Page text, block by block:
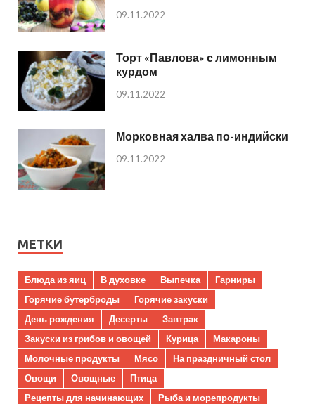
09.11.2022
Торт «Павлова» с лимонным
курдом
09.11.2022
Морковная халва по-индийски
09.11.2022
МЕТКИ
Блюда из яиц В духовке Выпечка
Гарниры
Горячие бутерброды
Горячие закуски
День рождения
Десерты
Завтрак
Закуски из грибов и овощей
Курица
Макароны
Молочные продукты
Мясо
На праздничный стол
Овощи
Овощные
Птица
Рецепты для начинающих
Рыба и морепродукты